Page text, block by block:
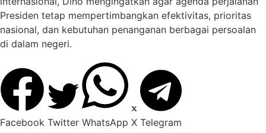
Presiden tetap mempertimbangkan efektivitas, prioritas
nasional, dan kebutuhan penanganan berbagai persoalan
di dalam negeri.
Facebook Twitter WhatsApp X Telegram